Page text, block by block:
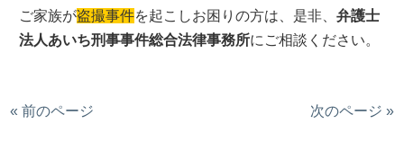
ご家族が盗撮事件を起こしお困りの方は、是非、弁護士
法人あいち刑事事件総合法律事務所にご相談ください。
« 前のページ 次のページ »